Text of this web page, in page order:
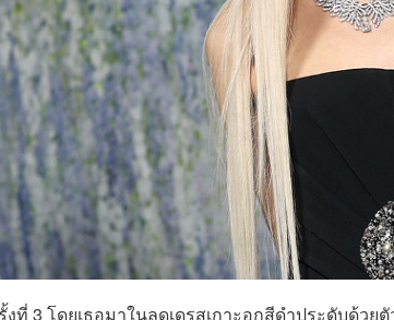
งที่ 3 โดยเธอมาในลุดเดรสเกาะอกสีดำประดับด้ว